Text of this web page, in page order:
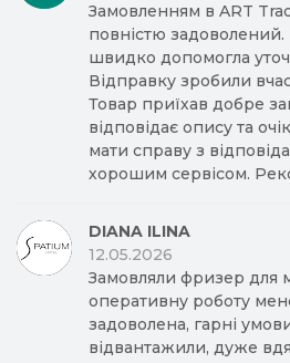
Замовленням в ART
повністю
швидко допомогла
Відправку зробили
Товар приїхав добре
відповідає опису та
мати справу з
хорошим сервісом.
DIANA ILINA
12.05.2026
Замовляли фризер для
оперативну роботу
задоволена, гарні
відвантажили, дуже